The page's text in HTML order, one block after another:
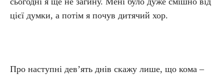
цієї думки, а потім я почув дитячий хор.
Про наступні дев’ять днів скажу лише, що кома –